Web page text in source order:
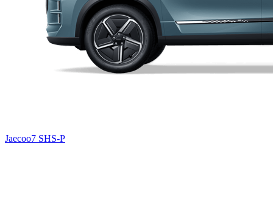
Jaecoo7 SHS-P